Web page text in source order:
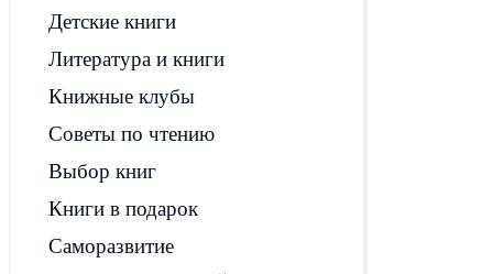
Детские книги
Литература и книги
Книжные клубы
Советы по чтению
Выбор книг
Книги в подарок
Саморазвитие